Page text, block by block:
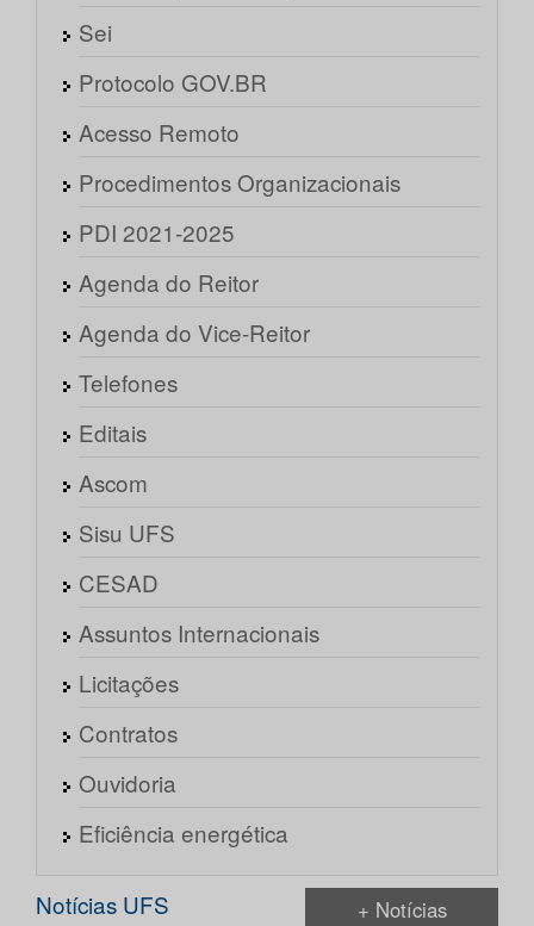
Sei
Protocolo GOV.BR
Acesso Remoto
Procedimentos Organizacionais
PDI 2021-2025
Agenda do Reitor
Agenda do Vice-Reitor
Telefones
Editais
Ascom
Sisu UFS
CESAD
Assuntos Internacionais
Licitações
Contratos
Ouvidoria
Eficiência energética
Notícias UFS + Notícias